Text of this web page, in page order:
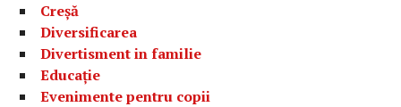
Creșă
Diversificarea
Divertisment in familie
Educație
Evenimente pentru copii